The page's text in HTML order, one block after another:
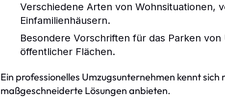
Verschiedene Arten von Wohnsituationen,
Einfamilienhäusern.
Besondere Vorschriften für das Parken
öffentlicher Flächen.
Ein professionelles Umzugsunternehmen kennt
maßgeschneiderte Lösungen anbieten.